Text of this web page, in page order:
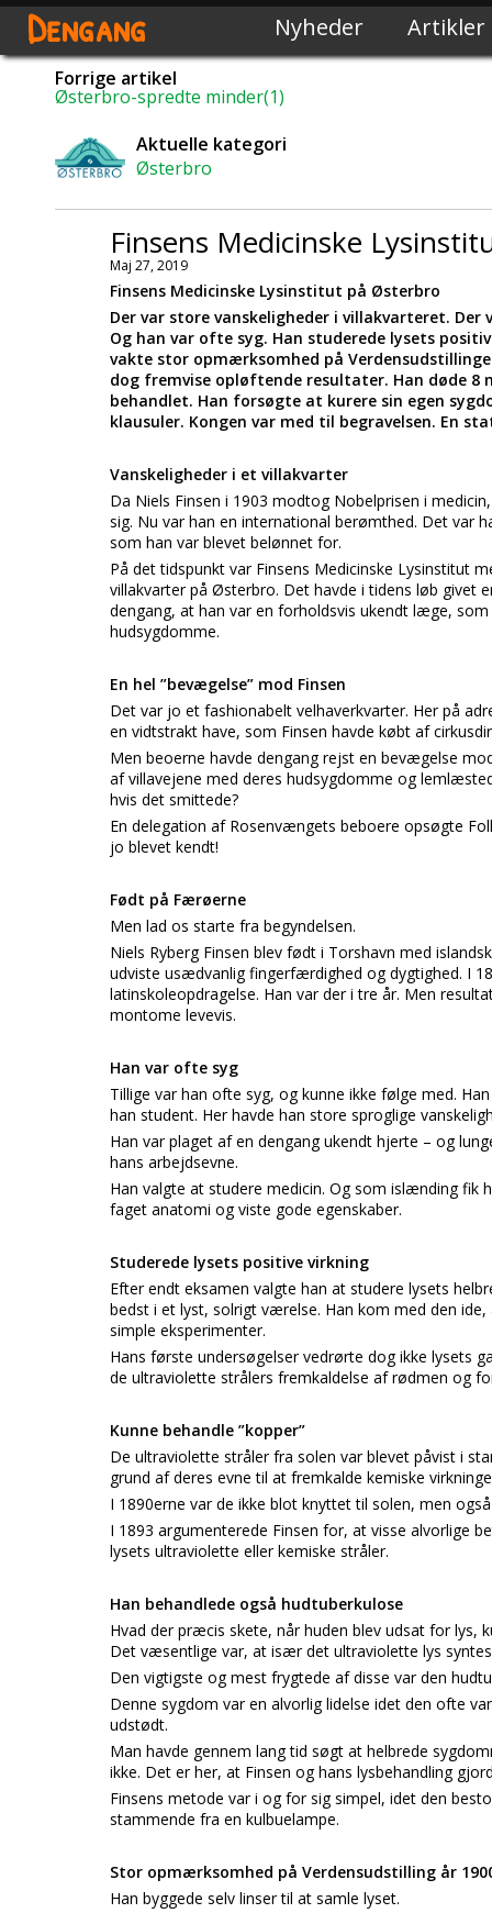
Dengang Nyheder Artikler
Forrige artikel
Østerbro-spredte minder(1)
Aktuelle kategori
Østerbro
Finsens Medicinske
Maj 27, 2019
Finsens Medicinske Lysinstitut på Østerbro
Der var store vanskeligheder i villakvarteret. Der
Og han var ofte syg. Han studerede lysets
vakte stor opmærksomhed på
dog fremvise opløftende resultater. Han døde 8
behandlet. Han forsøgte at kurere sin egen
klausuler. Kongen var med til begravelsen. En
Vanskeligheder i et villakvarter
Da Niels Finsen i 1903 modtog Nobelprisen i
sig. Nu var han en international berømthed. Det var
som han var blevet belønnet for.
På det tidspunkt var Finsens Medicinske Lysinstitut
villakvarter på Østerbro. Det havde i tidens løb givet
dengang, at han var en forholdsvis ukendt læge,
hudsygdomme.
En hel ”bevægelse” mod Finsen
Det var jo et fashionabelt velhaverkvarter. Her på
en vidtstrakt have, som Finsen havde købt af
Men beoerne havde dengang rejst en bevægelse
af villavejene med deres hudsygdomme og
hvis det smittede?
En delegation af Rosenvængets beboere opsøgte
jo blevet kendt!
Født på Færøerne
Men lad os starte fra begyndelsen.
Niels Ryberg Finsen blev født i Torshavn med
udviste usædvanlig fingerfærdighed og dygtighed. I
latinskoleopdragelse. Han var der i tre år. Men
montome levevis.
Han var ofte syg
Tillige var han ofte syg, og kunne ikke følge med.
han student. Her havde han store sproglige
Han var plaget af en dengang ukendt hjerte – og
hans arbejdsevne.
Han valgte at studere medicin. Og som islænding fik
faget anatomi og viste gode egenskaber.
Studerede lysets positive virkning
Efter endt eksamen valgte han at studere lysets
bedst i et lyst, solrigt værelse. Han kom med den
simple eksperimenter.
Hans første undersøgelser vedrørte dog ikke lysets
de ultraviolette strålers fremkaldelse af rødmen og
Kunne behandle ”kopper”
De ultraviolette stråler fra solen var blevet påvist i
grund af deres evne til at fremkalde kemiske
I 1890erne var de ikke blot knyttet til solen, men
I 1893 argumenterede Finsen for, at visse alvorlige
lysets ultraviolette eller kemiske stråler.
Han behandlede også hudtuberkulose
Hvad der præcis skete, når huden blev udsat for lys,
Det væsentlige var, at især det ultraviolette lys
Den vigtigste og mest frygtede af disse var den
Denne sygdom var en alvorlig lidelse idet den ofte
udstødt.
Man havde gennem lang tid søgt at helbrede
ikke. Det er her, at Finsen og hans lysbehandling
Finsens metode var i og for sig simpel, idet den
stammende fra en kulbuelampe.
Stor opmærksomhed på Verdensudstilling år
Han byggede selv linser til at samle lyset.